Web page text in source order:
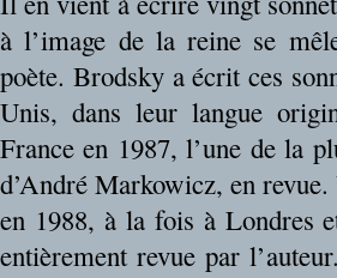
à l’image de la reine se
poète. Brodsky a écrit ces
Unis, dans leur langue
France en 1987, l’une de la
d’André Markowicz, en
en 1988, à la fois à Londres
entièrement revue par